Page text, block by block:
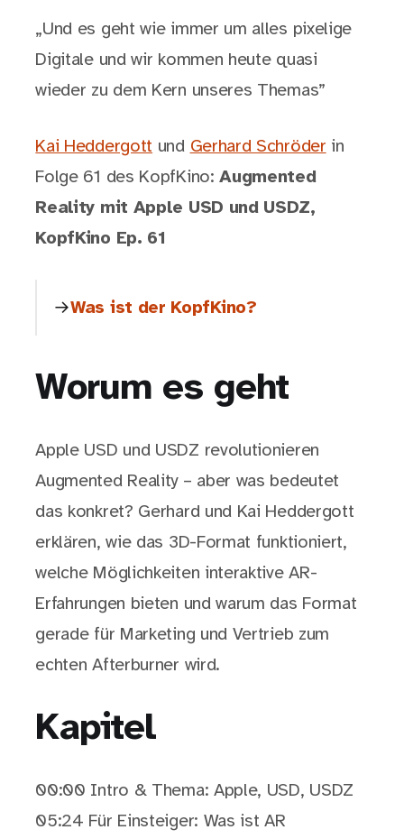
„Und es geht wie immer um alles pixelige
Digitale und wir kommen heute quasi
wieder zu dem Kern unseres Themas”
Kai Heddergott und Gerhard Schröder in
Folge 61 des KopfKino:Augmented
Reality mit Apple USD und USDZ,
KopfKino Ep. 61
Was ist der KopfKino?
Worum es geht
Apple USD und USDZ revolutionieren
Augmented Reality – aber was bedeutet
das konkret? Gerhard und Kai Heddergott
erklären, wie das 3D-Format funktioniert,
welche Möglichkeiten interaktive AR-
Erfahrungen bieten und warum das Format
gerade für Marketing und Vertrieb zum
echten Afterburner wird.
Kapitel
00:00 Intro & Thema: Apple, USD, USDZ
05:24 Für Einsteiger: Was ist AR